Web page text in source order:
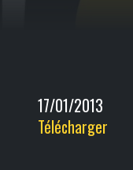
17/01/2013
Télécharger